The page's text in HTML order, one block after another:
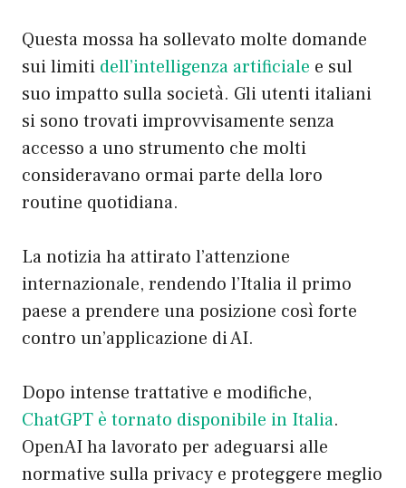
Questa mossa ha sollevato molte domande
sui limiti dell’intelligenza artificiale e sul
suo impatto sulla società. Gli utenti italiani
si sono trovati improvvisamente senza
accesso a uno strumento che molti
consideravano ormai parte della loro
routine quotidiana.
La notizia ha attirato l’attenzione
internazionale, rendendo l’Italia il primo
paese a prendere una posizione così forte
contro un’applicazione di AI.
Dopo intense trattative e modifiche,
ChatGPT è tornato disponibile in Italia.
OpenAI ha lavorato per adeguarsi alle
normative sulla privacy e proteggere meglio